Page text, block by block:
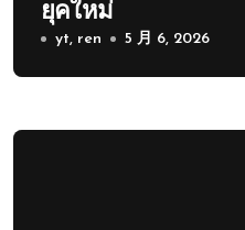
ยุคใหม่
yt, ren 5 月 6, 2026